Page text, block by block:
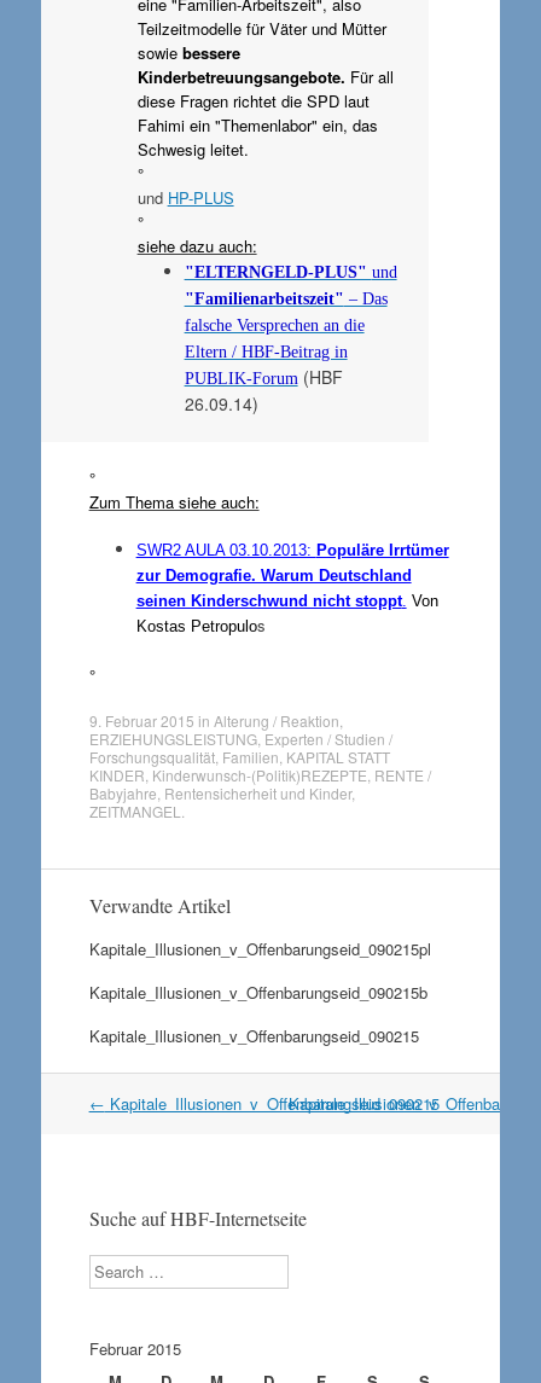
Teilzeitmodelle für Väter und Mütter
sowie bessere
Kinderbetreuungsangebote. Für all
diese Fragen richtet die SPD laut
Fahimi ein "Themenlabor" ein, das
Schwesig leitet.
°
und HP-PLUS
°
siehe dazu auch:
"ELTERNGELD-PLUS" und
"Familienarbeitszeit" – Das
falsche Versprechen an die
Eltern / HBF-Beitrag in
PUBLIK-Forum (HBF
26.09.14)
°
Zum Thema siehe auch:
SWR2 AULA 03.10.2013: Populäre Irrtümer
zur Demografie. Warum Deutschland
seinen Kinderschwund nicht stoppt. Von
Kostas Petropulos
°
9. Februar 2015 in Alterung / Reaktion
ERZIEHUNGSLEISTUNG, Experten / Studien /
Forschungsqualität, Familien KAPITAL STATT
KINDER Kinderwunsch-(Politik)REZEPTE RENTE /
Babyjahre Rentensicherheit und Kinder,
ZEITMANGEL
Verwandte Artikel
Kapitale_Illusionen_v_Offenbarungseid_090215pl
Kapitale_Illusionen_v_Offenbarungseid_090215b
Kapitale_Illusionen_v_Offenbarungseid_090215
Artikel
← Kapitale_Illusionen_v_Offenbarungseid_090215
Suche auf HBF-Internetseite
Search
Februar 2015